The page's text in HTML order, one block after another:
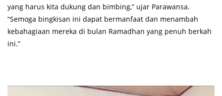
yang harus kita dukung dan bimbing,” ujar Parawansa.
“Semoga bingkisan ini dapat bermanfaat dan menambah
kebahagiaan mereka di bulan Ramadhan yang penuh berkah
ini.”